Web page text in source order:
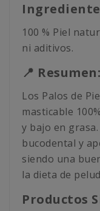
100 % Piel
ni aditivos.
📍 Resumen:
Los Palos de
masticable
y bajo en
bucodental y
siendo una
la dieta de
Productos